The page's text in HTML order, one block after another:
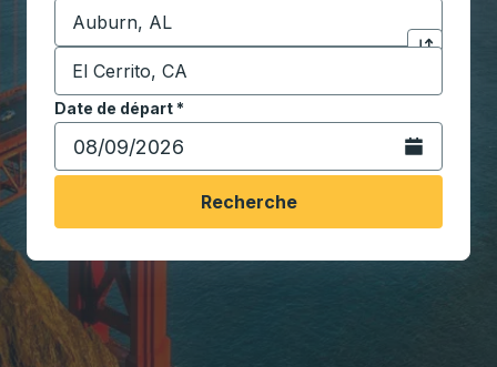
Commencez à saisir la ville d'origine pour ouvrir
Cliquez
Destination *
Commencez à saisir la ville de destination pour
Date de départ*
Tapez la date au format date Barre oblique du mois à
Ouvrez le
Recherche
Voyager en toute simplicité avec